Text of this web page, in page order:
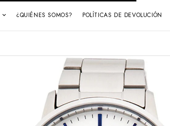
¿QUIÉNES SOMOS? POLÍTICAS DE DEVOLUCIÓN